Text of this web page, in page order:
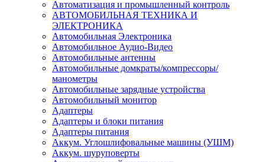
Автоматизация и промышленный контроль
АВТОМОБИЛЬНАЯ ТЕХНИКА И
ЭЛЕКТРОНИКА
Автомобильная Электроника
Автомобильное Аудио-Видео
Автомобильные антенны
Автомобильные домкраты/компрессоры/
манометры
Автомобильные зарядные устройства
Автомобильный монитор
Адаптеры
Адаптеры и блоки питания
Адаптеры питания
Аккум. Углошлифовальные машины (УШМ)
Аккум. шуруповерты